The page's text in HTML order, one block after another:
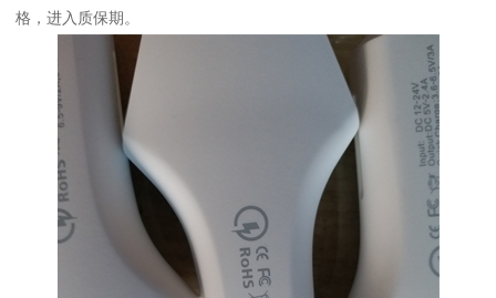
格，进入质保期。